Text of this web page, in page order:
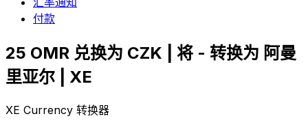
付款
25 OMR 兑换为 CZK | 将 - 转换为 阿曼
里亚尔 | XE
XE Currency 转换器